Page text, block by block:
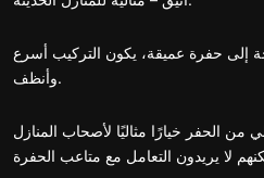
إلى حفرة عميقة، يكون التركيب أسرع
وأنظف.
من الحفر خيارًا مثاليًا لأصحاب المنازل